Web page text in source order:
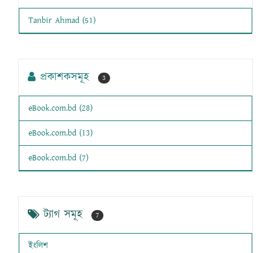
Tanbir Ahmad (51)
প্রকাশকসমূহ 3
eBook.com.bd (28)
eBook.com.bd (13)
eBook.com.bd (7)
ট্যাগ সমূহ 7
ইংলিশ